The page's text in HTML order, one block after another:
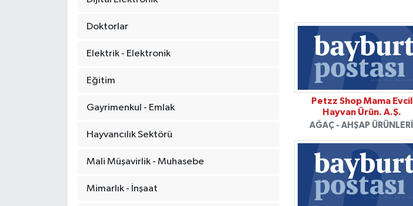
Doktorlar
Elektrik - Elektronik
Eğitim
Gayrimenkul - Emlak
Hayvancılık Sektörü
Mali Müşavirlik - Muhasebe
Mimarlık - İnşaat
Petzz Shop Mama Evcil
Hayvan Ürün. A.Ş.
AĞAÇ - AHŞAP ÜRÜNLERI